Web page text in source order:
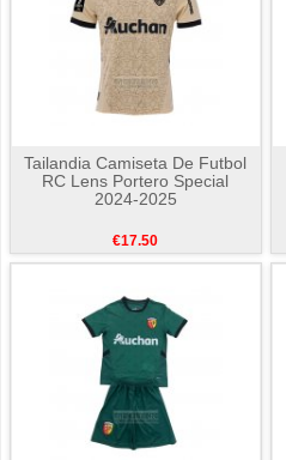
Tailandia Camiseta De Futbol
RC Lens Portero Special
2024-2025
€17.50